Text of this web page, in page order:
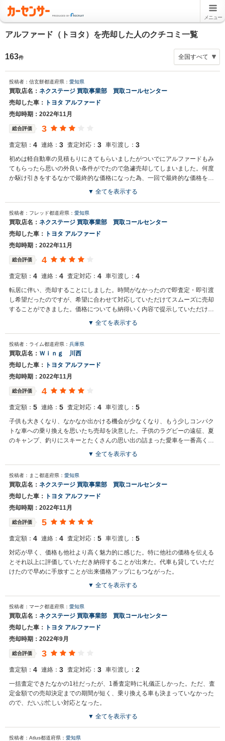
メニュー
アルファード（トヨタ）を売却した人のクチコミ一覧
163件
投稿者：信玄餅都道府県： 愛知県
買取店名： ネクステージ 買取事業部 買取コールセンター
売却した車：
トヨタ アルファード
売却時期：2022年11月
総合評価 3
査定額： 4 連絡： 3 査定対応： 3 車引渡し： 3
初めは軽自動車の見積もりにきてもらいましたがついでにアルファードもみ
てもらったら思いの外良い条件がでたので急遽売却してしまいました。何度
か駆け引きをするなかで最終的な価格になった為、一回で最終的な価格を提
示していただいたほうがより気分よく取り引きができたと思います。
▼ 全てを表示する
投稿者：フレッド都道府県： 愛知県
買取店名： ネクステージ 買取事業部 買取コールセンター
売却した車：
トヨタ アルファード
売却時期：2022年11月
総合評価 4
査定額： 4 連絡： 4 査定対応： 4 車引渡し： 4
転居に伴い、売却することにしました。時間がなかったので即査定・即引渡
し希望だったのですが、希望に合わせて対応していただけてスムーズに売却
することができました。価格についても納得いく内容で提示していただけま
▼ 全てを表示する
投稿者：ライム都道府県： 兵庫県
買取店名： Ｗｉｎｇ 川西
売却した車：
トヨタ アルファード
売却時期：2022年11月
総合評価 4
査定額： 5 連絡： 5 査定対応： 4 車引渡し： 5
子供も大きくなり、なかなか出かける機会が少なくなり、もう少しコンパク
トな車への乗り換えを思いたち売却を決意した。子供のラグビーの遠征、夏
のキャンプ、釣りにスキーとたくさんの思い出の詰まった愛車を一番高く買
い取ってくれた。ちゃんと親身になってくれて他社とは全然対応が違った
▼ 全てを表示する
投稿者：まこ 都道府県： 愛知県
買取店名： ネクステージ 買取事業部 買取コールセンター
売却した車：
トヨタ アルファード
売却時期：2022年11月
総合評価 5
査定額： 4 連絡： 4 査定対応： 5 車引渡し： 5
対応が早く、価格も他社より高く魅力的に感じた。特に他社の価格を伝える
とそれ以上に評価していただき納得することが出来た。代車も貸していただ
けたので早めに手放すことが出来価格アップにもつながった。
▼ 全てを表示する
投稿者：マーク都道府県： 愛知県
買取店名： ネクステージ 買取事業部 買取コールセンター
売却した車：
トヨタ アルファード
売却時期：2022年9月
総合評価 3
査定額： 4 連絡： 3 査定対応： 3 車引渡し： 2
一括査定できたなかの1社だったが、1番査定時に礼儀正しかった。ただ、査
定金額での売却決定までの期間が短く、乗り換える車も決まっていなかった
ので、だいぶ忙しい対応となった。
▼ 全てを表示する
投稿者：Atlus都道府県： 愛知県